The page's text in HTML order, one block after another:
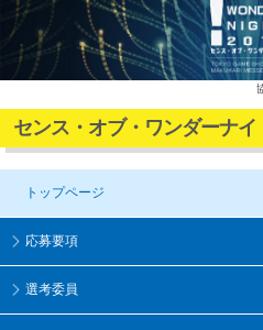
センス・オブ・ワンダーナイ
トップページ
応募要項
選考委員